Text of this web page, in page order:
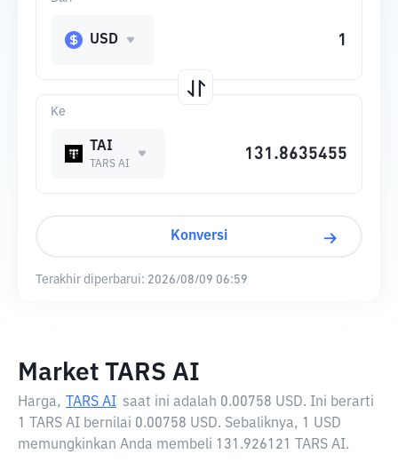
Ke
TAI
TARS AI
USD
Konversi
Terakhir diperbarui: 2026/08/09 06:59
Market TARS AI
Harga, TARS AI saat ini adalah 0.00758 USD. Ini berarti
1 TARS AI bernilai 0.00758 USD. Sebaliknya, 1 USD
memungkinkan Anda membeli 131.926121 TARS AI.